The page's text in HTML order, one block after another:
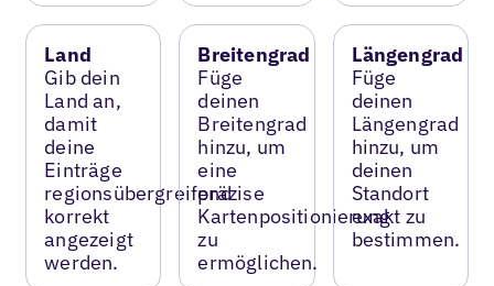
Land
Gib dein
Land an,
damit
deine
Einträge
regionsübergreifend
korrekt
angezeigt
werden.
Breitengrad
Füge
deinen
Breitengrad
hinzu, um
eine
präzise
Kartenpositionierung
zu
ermöglichen.
Längengrad
Füge
deinen
Längengrad
hinzu, um
deinen
Standort
exakt zu
bestimmen.